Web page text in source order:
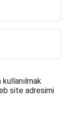
site adresimi